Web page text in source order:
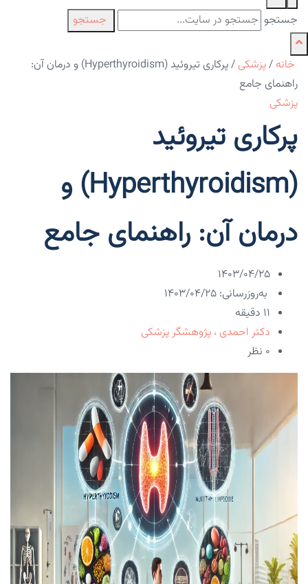
جستجو جستجو
خانه /پزشکی /
پرکاری تیروئید (Hyperthyroidism) و درمان آن:
راهنمای جامع
پزشکی
پرکاری تیروئید
(Hyperthyroidism) و
درمان آن: راهنمای جامع
۱۴۰۳/۰۴/۲۵
به‌روزرسانی: ۱۴۰۳/۰۴/۲۵
11 دقیقه
دکتر احمدی ، پژوهشگر پزشکی
۰ نظر